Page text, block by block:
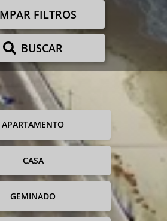
FILTROS
BUSCAR
APARTAMENTO
CASA
GEMINADO